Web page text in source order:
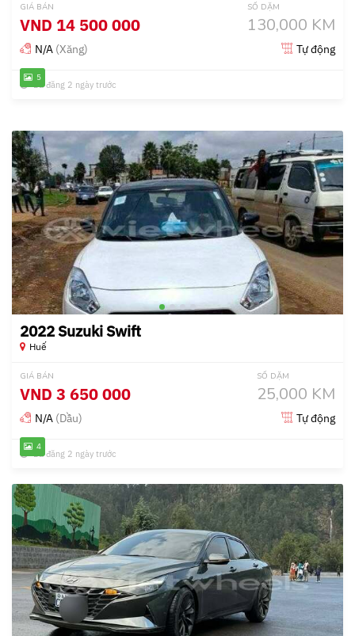
5
GIÁ BÁN
VND 14 500 000
SỐ DẶM
130,000 KM
N/A (Xăng) Tự động
Đã đăng 2 ngày trước
4
2022 Suzuki Swift
Huế
GIÁ BÁN
VND 3 650 000
SỐ DẶM
25,000 KM
N/A (Dầu) Tự động
Đã đăng 2 ngày trước